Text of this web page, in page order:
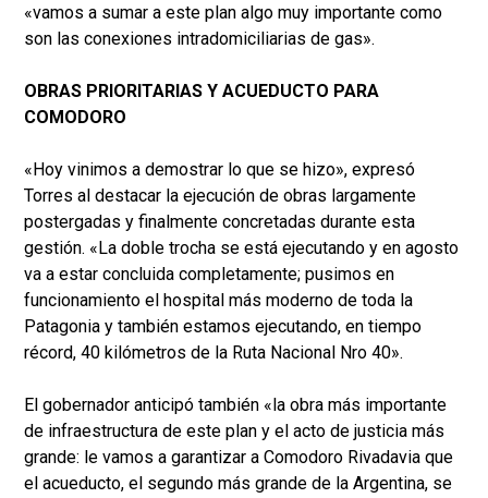
«vamos a sumar a este plan algo muy importante como
son las conexiones intradomiciliarias de gas».
OBRAS PRIORITARIAS Y ACUEDUCTO PARA
COMODORO
«Hoy vinimos a demostrar lo que se hizo», expresó
Torres al destacar la ejecución de obras largamente
postergadas y finalmente concretadas durante esta
gestión. «La doble trocha se está ejecutando y en agosto
va a estar concluida completamente; pusimos en
funcionamiento el hospital más moderno de toda la
Patagonia y también estamos ejecutando, en tiempo
récord, 40 kilómetros de la Ruta Nacional Nro 40».
El gobernador anticipó también «la obra más importante
de infraestructura de este plan y el acto de justicia más
grande: le vamos a garantizar a Comodoro Rivadavia que
el acueducto, el segundo más grande de la Argentina, se